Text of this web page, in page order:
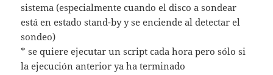
sistema (especialmente cuando el disco a sondear
está en estado stand-by y se enciende al detectar el
sondeo)
* se quiere ejecutar un script cada hora pero sólo si
la ejecución anterior ya ha terminado